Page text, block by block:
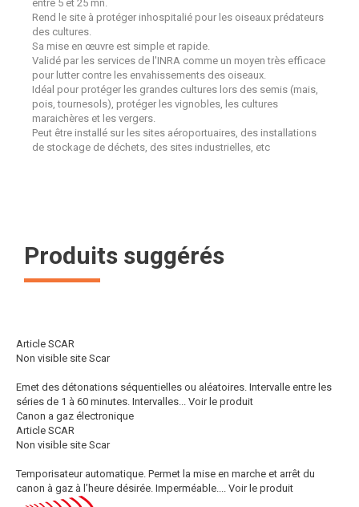
entre 5 et 25 mn.
Rend le site à protéger inhospitalié pour les oiseaux prédateurs
des cultures.
Sa mise en œuvre est simple et rapide.
Validé par les services de l'INRA comme un moyen très efficace
pour lutter contre les envahissements des oiseaux.
Idéal pour protéger les grandes cultures lors des semis (mais,
pois, tournesols), protéger les vignobles, les cultures
maraichères et les vergers.
Peut être installé sur les sites aéroportuaires, des installations
de stockage de déchets, des sites industrielles, etc
Produits suggérés
Article SCAR
Non visible site Scar
Emet des détonations séquentielles ou aléatoires. Intervalle entre les
séries de 1 à 60 minutes. Intervalles... Voir le produit
Canon a gaz électronique
Article SCAR
Non visible site Scar
Temporisateur automatique. Permet la mise en marche et arrêt du
canon à gaz à l’heure désirée. Imperméable.... Voir le produit